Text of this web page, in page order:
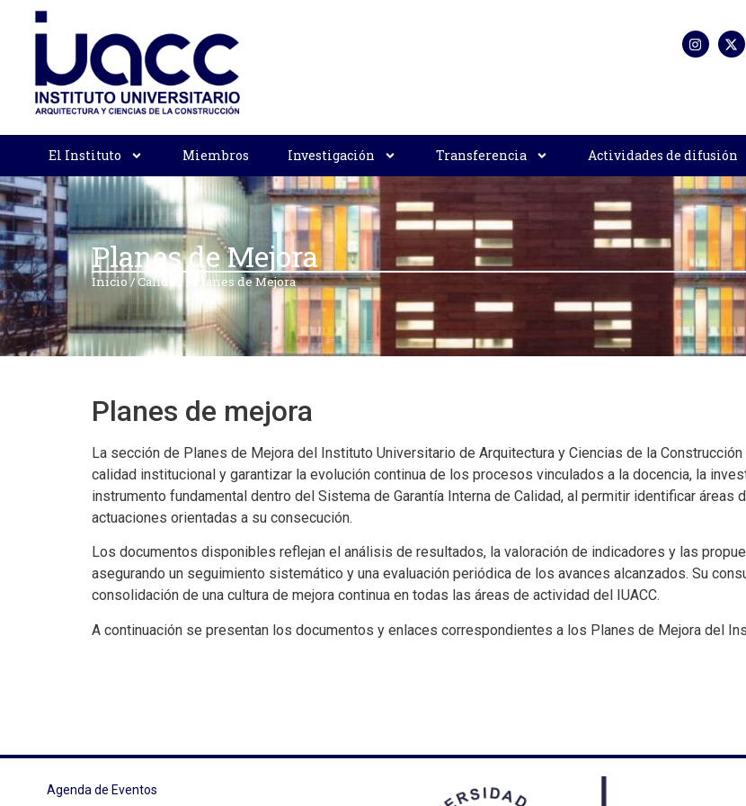
El Instituto Miembros Investigación Transferencia Actividades de difusión
Planes de Mejora
Inicio/Calidad / Planes de Mejora
Planes de mejora
La sección de Planes de Mejora del Instituto Universitario de Arquitectura y Ciencias de la
calidad institucional y garantizar la evolución continua de los procesos vinculados a la docencia, la
instrumento fundamental dentro del Sistema de Garantía Interna de Calidad, al permitir identificar
actuaciones orientadas a su consecución.
Los documentos disponibles reflejan el análisis de resultados, la valoración de indicadores y las
asegurando un seguimiento sistemático y una evaluación periódica de los avances alcanzados. Su
consolidación de una cultura de mejora continua en todas las áreas de actividad del IUACC.
A continuación se presentan los documentos y enlaces correspondientes a los Planes de Mejora del
Agenda de Eventos